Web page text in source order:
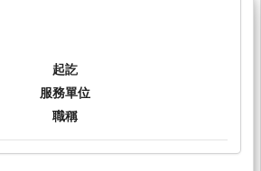
起訖
服務單位
職稱